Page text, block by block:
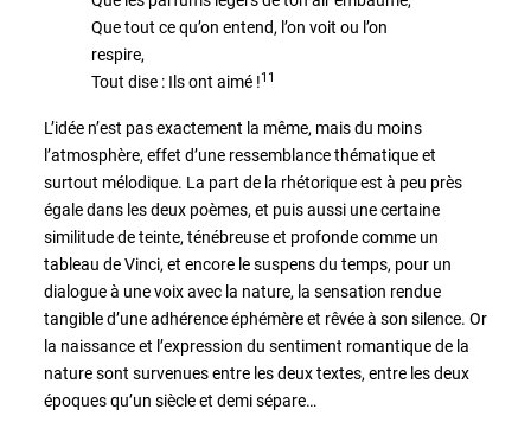
Que tout ce qu’on entend, l’on voit ou l’on
respire,
Tout dise : Ils ont aimé !11
L’idée n’est pas exactement la même, mais du moins
l’atmosphère, effet d’une ressemblance thématique et
surtout mélodique. La part de la rhétorique est à peu près
égale dans les deux poèmes, et puis aussi une certaine
similitude de teinte, ténébreuse et profonde comme un
tableau de Vinci, et encore le suspens du temps, pour un
dialogue à une voix avec la nature, la sensation rendue
tangible d’une adhérence éphémère et rêvée à son silence. Or
la naissance et l’expression du sentiment romantique de la
nature sont survenues entre les deux textes, entre les deux
époques qu’un siècle et demi sépare…